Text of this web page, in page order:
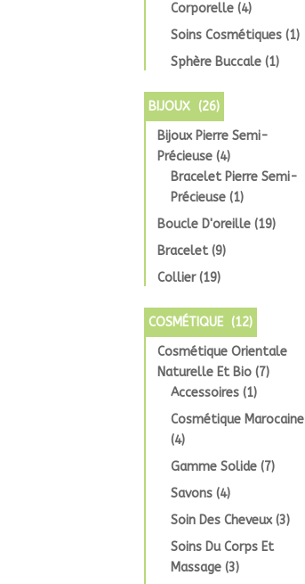
Corporelle (4)
Soins Cosmétiques (1)
Sphère Buccale (1)
BIJOUX (26)
Bijoux Pierre Semi-
Précieuse (4)
Bracelet Pierre Semi-
Précieuse (1)
Boucle D'oreille (19)
Bracelet (9)
Collier (19)
COSMÉTIQUE (12)
Cosmétique Orientale
Naturelle Et Bio (7)
Accessoires (1)
Cosmétique Marocaine
(4)
Gamme Solide (7)
Savons (4)
Soin Des Cheveux (3)
Soins Du Corps Et
Massage (3)